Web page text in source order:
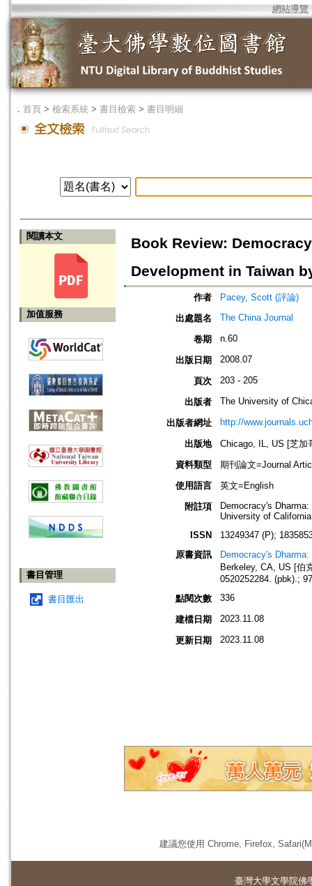
網站導覽
． 首頁 > 檢索系統 > 書目檢索 > 書目明細
閱讀本文
加值服務
書目管理
書目匯出
Book Review:
Development in Taiwan
作者
Pacey, Scott (評論)
出處題名
The China Journal
卷期 n.60
出版日期 2008.07
頁次 203 - 205
出版者 The University of
出版者網址 http://
出版地
Chicago, IL, US [芝加
資料類型
期刊論文=Journal
使用語言
英文=English
附註項
Democracy's
University of
ISSN
13249347 (P);
原書資訊
Democracy's
Berkeley, CA, US [伯
0520252284. (pbk).;
點閱次數
336
建檔日期 2023.11.08
更新日期 2023.11.08
建議您使用 Chrome, Firefox,
臺灣大學文學院佛